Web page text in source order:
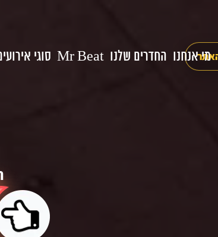
מי אנחנו החדרים שלנו Mr Beat סוגי